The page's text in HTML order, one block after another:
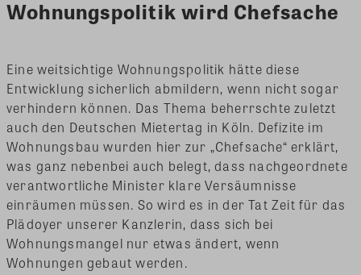
Wohnungspolitik wird Chefsache
Eine weitsichtige Wohnungspolitik hätte diese
Entwicklung sicherlich abmildern, wenn nicht sogar
verhindern können. Das Thema beherrschte zuletzt
auch den Deutschen Mietertag in Köln. Defizite im
Wohnungsbau wurden hier zur „Chefsache“ erklärt,
was ganz nebenbei auch belegt, dass nachgeordnete
verantwortliche Minister klare Versäumnisse
einräumen müssen. So wird es in der Tat Zeit für das
Plädoyer unserer Kanzlerin, dass sich bei
Wohnungsmangel nur etwas ändert, wenn
Wohnungen gebaut werden.